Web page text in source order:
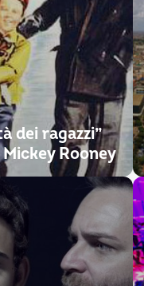
dei ragazzi”
Rooney